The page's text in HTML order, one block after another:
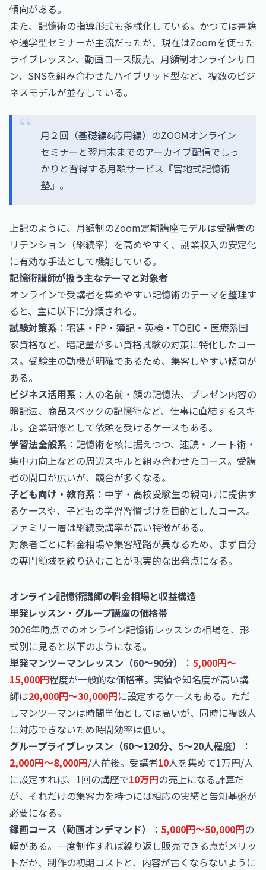
傾向がある。
また、記憶術の指導形式も多様化している。かつては書籍
や通学型セミナーが主流だったが、現在はZoomを使った
ライブレッスン、動画コース販売、月額制オンラインサロ
ン、SNSを組み合わせたハイブリッド型など、複数のビジ
ネスモデルが並存している。
月２回（基礎編&応用編）のZOOMオンライン
セミナーと翌月末までのアーカイブ配信でしっ
かりと習得する月額サービス『宮地式記憶術
塾』。
上記のように、月額制のZoom定期講座モデルは受講者の
リテンション（継続率）を高めやすく、副業収入の安定化
に有効な手法として機能している。
記憶術講師が扱う主なテーマと対象者
オンラインで受講者を集めやすい記憶術のテーマを整理す
ると、主に以下に分類される。
試験対策系 ：宅建・FP・簿記・英検・TOEIC・医療系国
家資格など、暗記量が多い資格試験の対策に特化したコー
ス。受験生の動機が明確であるため、集客しやすい傾向が
ある。
ビジネス活用系 ：人の名前・顔の記憶法、プレゼン内容の
暗記法、商品スペックの記憶術など、仕事に直結するスキ
ル。企業研修として依頼を受けるケースもある。
学習法全般系 ：記憶術を核に据えつつ、速読・ノート術・
集中力向上などの周辺スキルと組み合わせたコース。受講
者の間口が広いが、競合が多くなる。
子ども向け・教育系 ：中学・高校受験生の親向けに提供す
るケースや、子どもの学習習慣づけを目的としたコース。
ファミリー層は継続受講率が高い特徴がある。
対象者ごとに料金相場や集客経路が異なるため、まず自分
の専門領域を絞り込むことが現実的な出発点になる。
オンライン記憶術講師の料金相場と収益構造
単発レッスン・グループ講座の価格帯
2026年時点でのオンライン記憶術レッスンの相場を、形
式別に見ると以下のようになる。
単発マンツーマンレッスン（60〜90分）
： 5,000円〜
15,000円程度が一般的な価格帯。実績や知名度が高い講
師は20,000円〜30,000円に設定するケースもある。ただ
しマンツーマンは時間単価としては高いが、同時に複数人
に対応できないため時間効率は低い。
グループライブレッスン（60〜120分、5〜20人程度）
：
2,000円〜8,000円/人前後。受講者10人を集めて1万円/人
に設定すれば、1回の講座で10万円の売上になる計算だ
が、それだけの集客力を持つには相応の実績と告知基盤が
必要になる。
録画コース（動画オンデマンド）
： 5,000円〜50,000円の
幅がある。一度制作すれば繰り返し販売できる点がメリッ
トだが、制作の初期コストと、内容が古くならないように